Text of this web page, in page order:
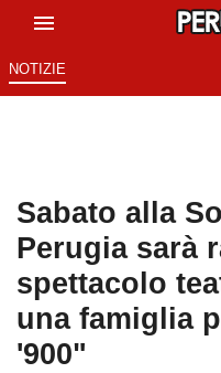
NOTIZIE
Sabato alla
Perugia sarà
spettacolo
una famiglia
'900"